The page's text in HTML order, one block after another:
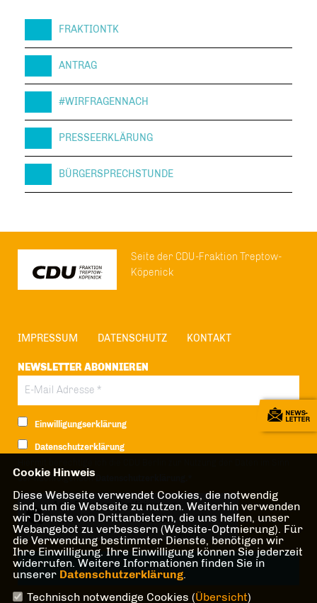
FRAKTIONTK
ANTRAG
#WIRFRAGENNACH
PRESSEERKLÄRUNG
BÜRGERSPRECHSTUNDE
Seite der CDU-Fraktion Treptow-
Köpenick
IMPRESSUM DATENSCHUTZ KONTAKT
NEWSLETTER ABONNIEREN
Einwilligungserklärung
Datenschutzerklärung
der nachfolgenden
Anti-Roboter-Verifizierung
Hier klicken
FriendlyCaptcha ⇗
* Pflichtfeld!
Cookie Hinweis
Diese Webseite verwendet Cookies, die notwendig
sind, um die Webseite zu nutzen. Weiterhin verwenden
wir Dienste von Drittanbietern, die uns helfen, unser
Webangebot zu verbessern (Website-Optmierung). Für
die Verwendung bestimmter Dienste, benötigen wir
Ihre Einwilligung. Ihre Einwilligung können Sie jederzeit
widerrufen. Weitere Informationen finden Sie in
unserer Datenschutzerklärung.
Technisch notwendige Cookies (Übersicht)